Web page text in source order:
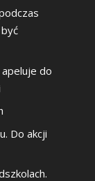
apeluje do
Do akcji